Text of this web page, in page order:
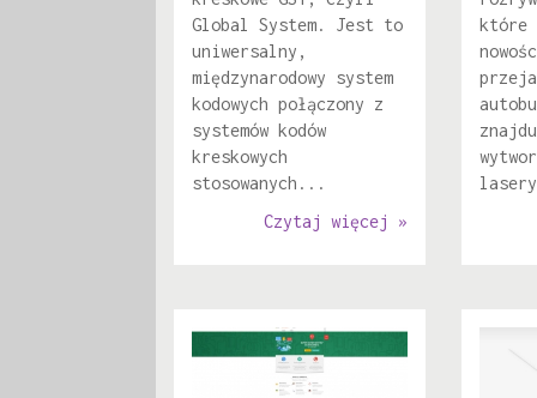
Global System. Jest to
uniwersalny,
międzynarodowy system
kodowych połączony z
systemów kodów
kreskowych
stosowanych...
Czytaj więcej »
które